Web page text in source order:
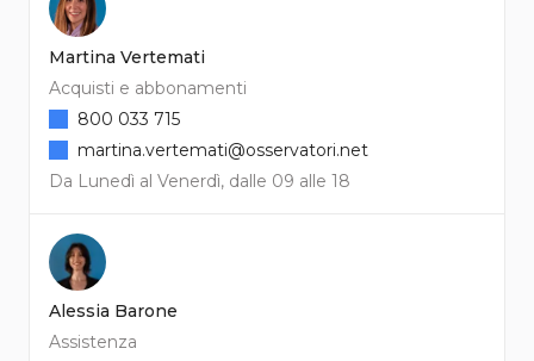
Martina Vertemati
Acquisti e abbonamenti
Da Lunedì al Venerdì, dalle 09 alle 18
800 033 715
martina.vertemati@osservatori.net
Alessia Barone
Assistenza